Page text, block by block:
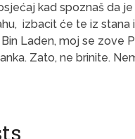
kad spoznaš da
izbacit će te iz stana
Laden, moj se zove
Zato, ne brinite.